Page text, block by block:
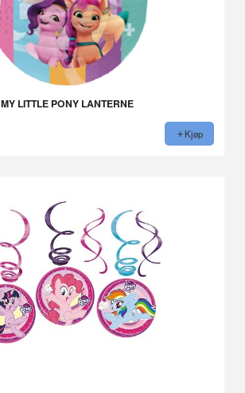
MY LITTLE PONY LANTERNE
Kjøp